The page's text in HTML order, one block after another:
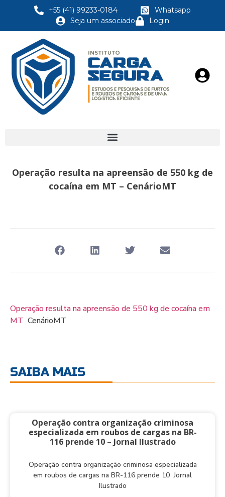
+55 (41) 99233-0184
Whatsapp
Seja um associado
Login
Operação resulta na apreensão de 550 kg de
cocaína em MT – CenárioMT
Operação resulta na apreensão de 550 kg de cocaína em
MT CenárioMT
SAIBA MAIS
Operação contra organização criminosa
especializada em roubos de cargas na BR-
116 prende 10 – Jornal Ilustrado
Operação contra organização criminosa especializada
em roubos de cargas na BR-116 prende 10 Jornal
Ilustrado